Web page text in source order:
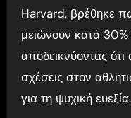
Harvard, βρέθηκε
μειώνουν κατά
αποδεικνύοντας ότι
σχέσεις στον
για τη ψυχική ευεξία.